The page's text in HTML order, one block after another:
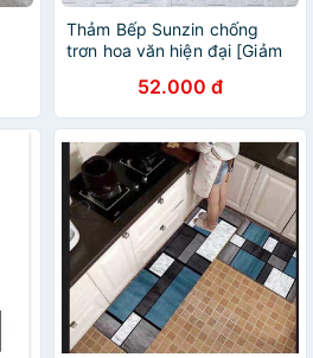
Thảm Bếp Sunzin chống
trơn hoa văn hiện đại [Giảm
mới hàng nhập52.000 đ